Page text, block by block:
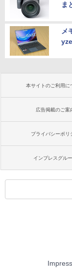
ま
メ
本サイトのご利用に
広告掲載のご案
プライバシーポリ
インプレスグル